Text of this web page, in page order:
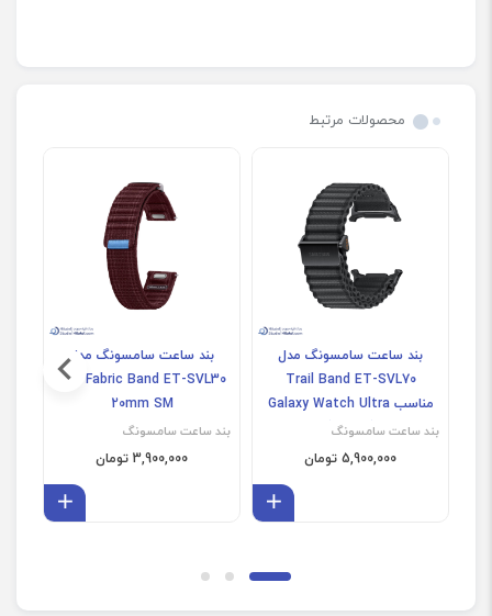
محصولات مرتبط
بند ساعت سامسونگ مدل
Trail Band ET-SVL70
مناسب Galaxy Watch Ultra
(غیراصل)
بند ساعت سامسونگ
5,900,000 تومان
بند ساعت سامسونگ مدل
Fabric Band ET-SVL30 سایز
20mm SM
بند ساعت سامسونگ
3,900,000 تومان